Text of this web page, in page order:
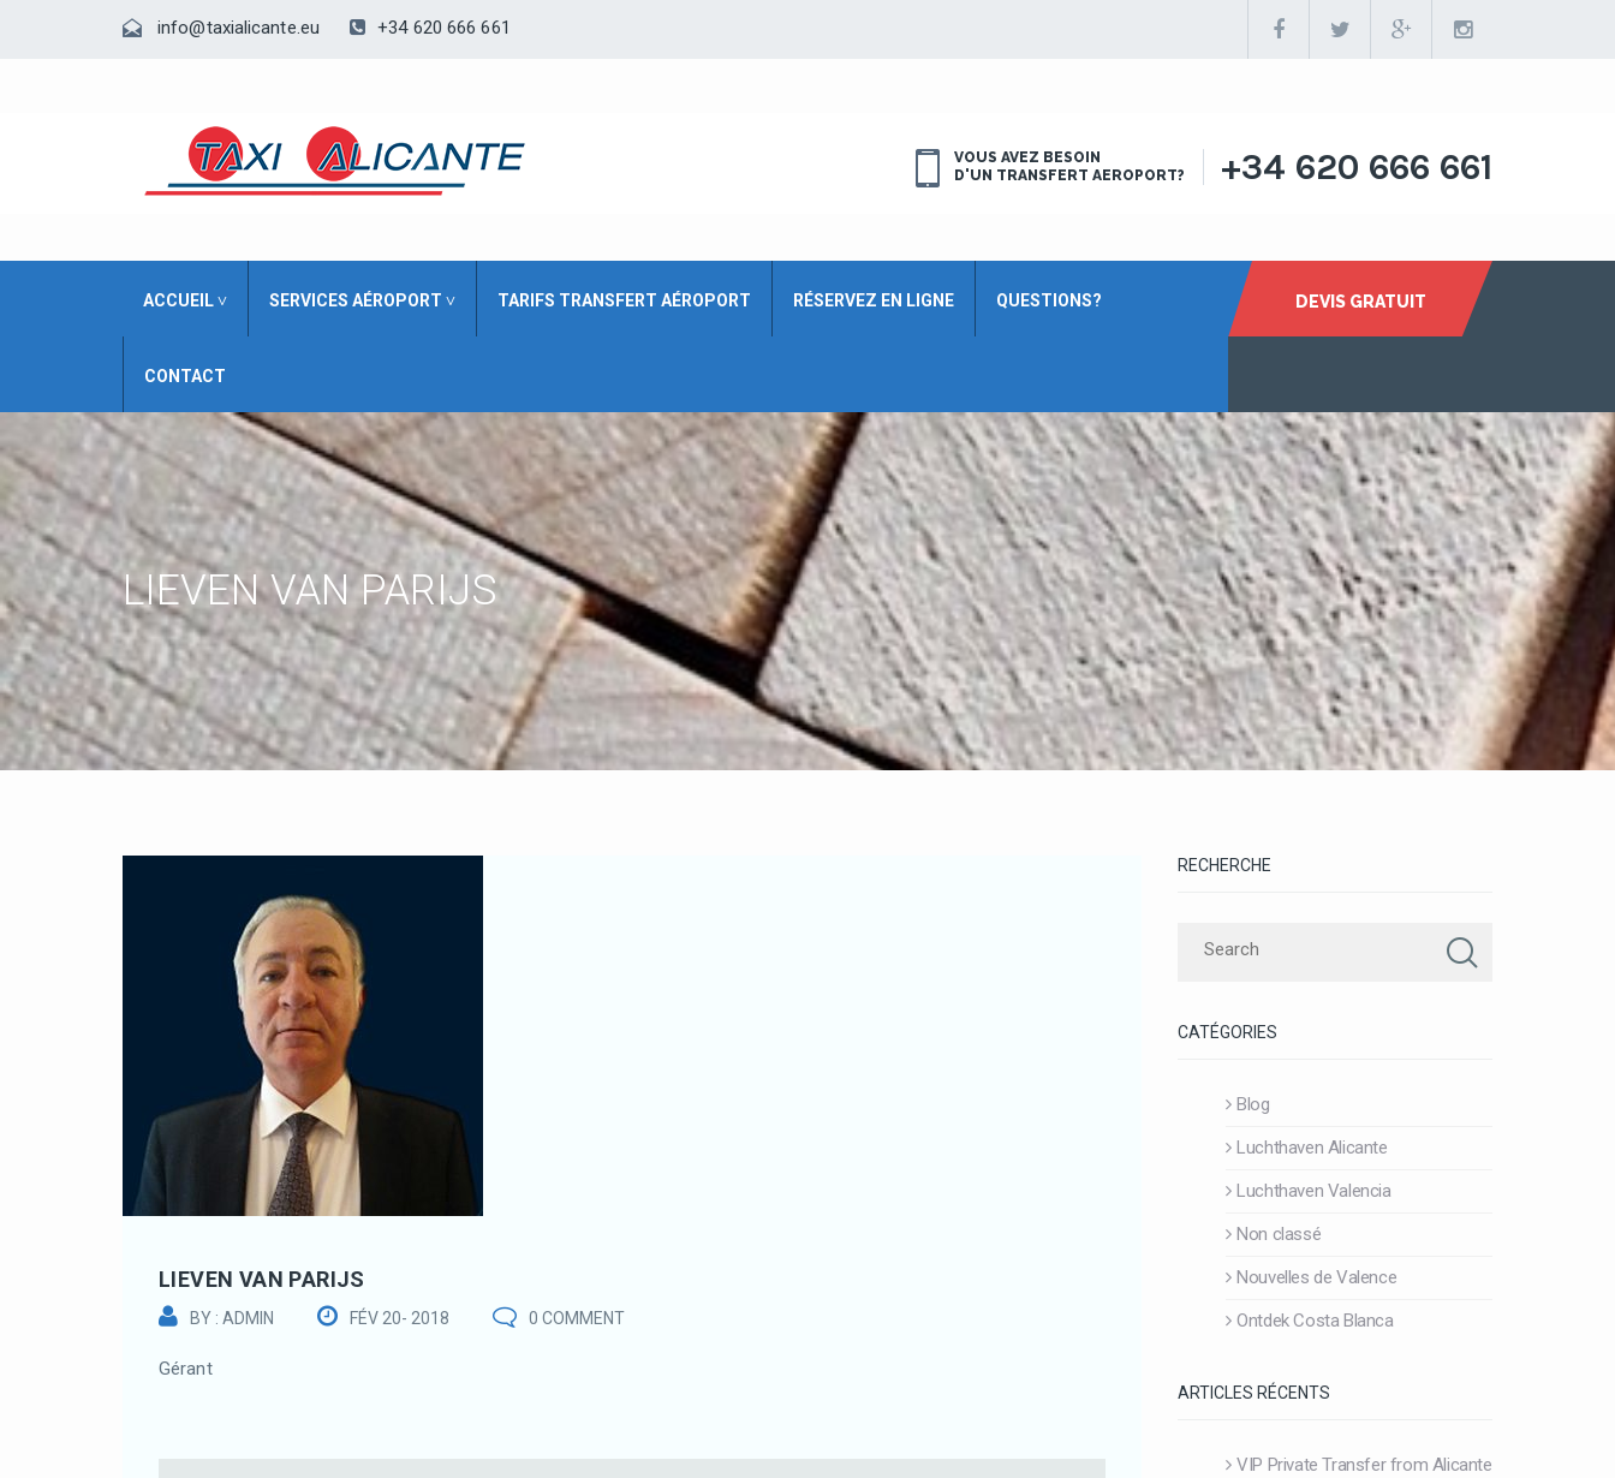
info@taxialicante.eu +34 620 666 661
VOUS AVEZ BESOIN
D'UN TRANSFERT AEROPORT?
+34 620 666 661
ACCUEIL ˅ SERVICES AÉROPORT ˅ TARIFS TRANSFERT AÉROPORT RÉSERVEZ EN LIGNE QUESTIONS?
CONTACT
DEVIS GRATUIT
LIEVEN VAN PARIJS
LIEVEN VAN PARIJS
BY : ADMIN FÉV 20- 2018 0 COMMENT
Gérant
RECHERCHE
CATÉGORIES
Blog
Luchthaven Alicante
Luchthaven Valencia
Non classé
Nouvelles de Valence
Ontdek Costa Blanca
ARTICLES RÉCENTS
VIP Private Transfer from Alicante